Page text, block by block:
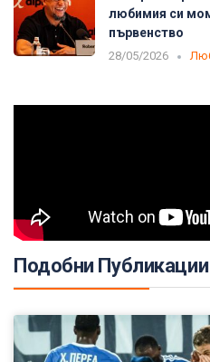
любимия си
първенство
28/05/2026
Подобни Публикации